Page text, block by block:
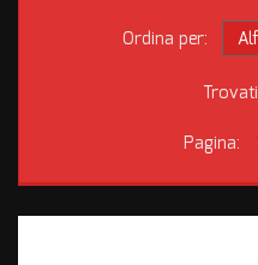
Ordina per:
Trovati
Pagina: